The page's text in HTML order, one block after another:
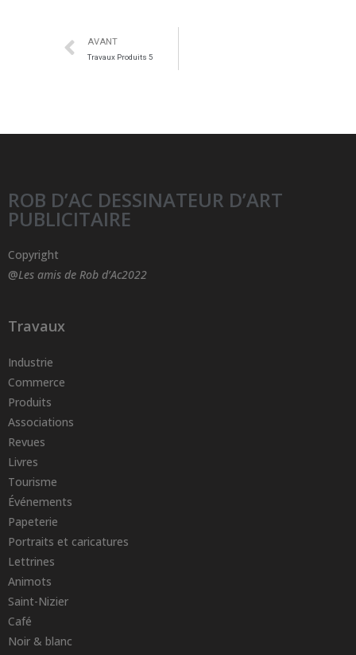
AVANT
Travaux Produits 5
ROB D’AC DESSINATEUR D’ART
PUBLICITAIRE
Copyright
@Les amis de Rob d’Ac2022
Travaux
Industrie
Commerce
Produits
Associations
Revues
Livres
Tourisme
Événements
Papeterie
Portraits et caricatures
Lettrines
Animots
Saint-Nizier
Café
Noir & blanc